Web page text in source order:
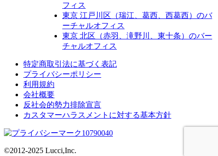
フィス
東京 江戸川区​（瑞江、葛西、西葛西）のバ
ーチャルオフィス
東京 北区（赤羽、滝野川、東十条）のバー
チャルオフィス
特定商取引法に基づく表記
プライバシーポリシー
利用規約
会社概要
反社会的勢力排除宣言
カスタマーハラスメントに対する基本方針
©2012-2025 Lucci,Inc.